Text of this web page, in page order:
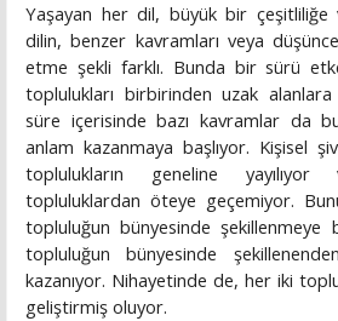
Yaşayan her dil, büyük bir
dilin, benzer kavramları veya
etme şekli farklı. Bunda bir sürü
toplulukları birbirinden uzak
süre içerisinde bazı kavramlar da
anlam kazanmaya başlıyor. Kişisel
toplulukların geneline
topluluklardan öteye geçemiyor.
topluluğun bünyesinde
topluluğun bünyesinde
kazanıyor. Nihayetinde de, her iki
geliştirmiş oluyor.